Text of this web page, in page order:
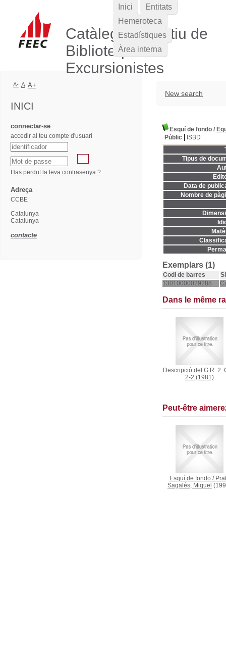
Catàleg Col·lectiu de
Biblioteques
Excursionistes
New search
Esquí de fondo /
Públic
ISBD
Tipus de
Data de
Nombre de
Exemplars (1)
Codi de barres
13010000029288
Dans le même
Descripció del G.R. 2.
2-2 (1981)
Peut-être
Esquí de fondo /
Sagalés, Miquel
Inici
Entitats
Hemeroteca
Estadístiques
Àrea interna
A- A A+
INICI
connectar-se
accedir al teu compte d'usuari
Has perdut la teva contrasenya ?
Adreça
CCBE
Catalunya
Catalunya
contacte